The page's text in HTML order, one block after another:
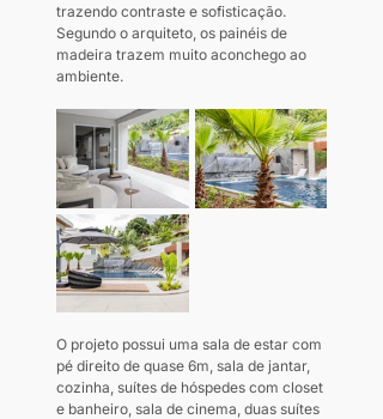
trazendo contraste e sofisticação.
Segundo o arquiteto, os painéis de
madeira trazem muito aconchego ao
ambiente.
O projeto possui uma sala de estar com
pé direito de quase 6m, sala de jantar,
cozinha, suítes de hóspedes com closet
e banheiro, sala de cinema, duas suítes